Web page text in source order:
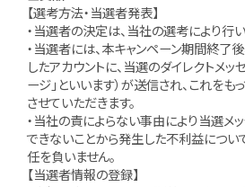
【選考方法・当選者発表】
・当選者の決定は、当社の選考により行い
・当選者には、本キャンペーン期間終了
したアカウントに、当選のダイレクトメッ
ージ」といいます）が送信され、これを
させていただきます。
・当社の責によらない事由により当選メ
できないことから発生した不利益につい
任を負いません。
【当選者情報の登録】